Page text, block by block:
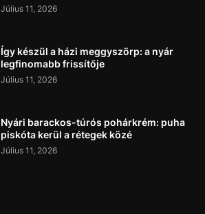
Július 11, 2026
Így készül a házi meggyszörp: a nyár
legfinomabb frissítője
Július 11, 2026
Nyári barackos-túrós pohárkrém: puha
piskóta kerül a rétegek közé
Július 11, 2026